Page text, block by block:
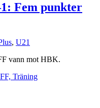
Fem punkter
, U21
vann mot HBK.